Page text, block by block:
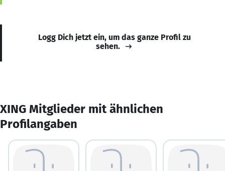
Logg Dich jetzt ein, um das ganze Profil zu
sehen.
XING Mitglieder mit ähnlichen
Profilangaben